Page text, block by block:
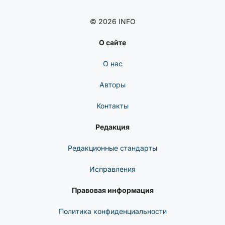
© 2026 INFO
О сайте
О нас
Авторы
Контакты
Редакция
Редакционные стандарты
Исправления
Правовая информация
Политика конфиденциальности